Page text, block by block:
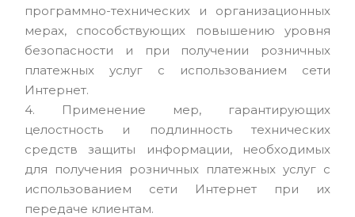
программно-технических и организационных
мерах, способствующих повышению уровня
безопасности и при получении розничных
платежных услуг с использованием сети
Интернет.
4. Применение мер, гарантирующих
целостность и подлинность технических
средств защиты информации, необходимых
для получения розничных платежных услуг с
использованием сети Интернет при их
передаче клиентам.